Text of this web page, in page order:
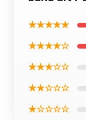
★★★★★
★★★★☆
★★★☆☆
★★☆☆☆
★☆☆☆☆